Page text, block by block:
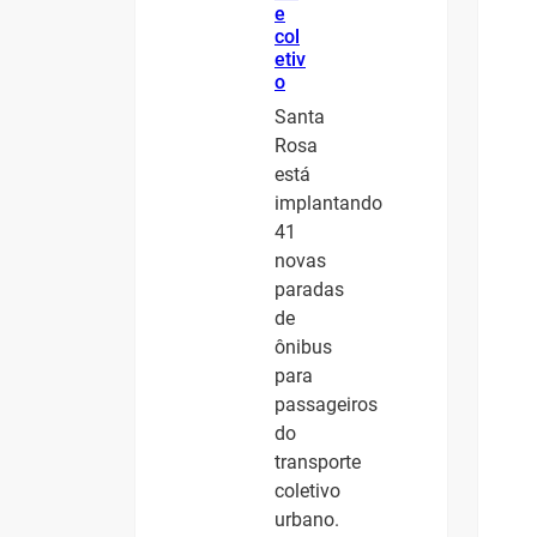
e
col
etiv
o
Santa
Rosa
está
implantando
41
novas
paradas
de
ônibus
para
passageiros
do
transporte
coletivo
urbano.